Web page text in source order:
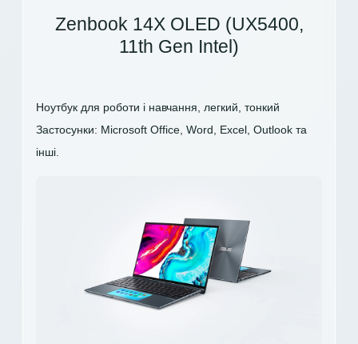
Zenbook 14X OLED (UX5400,
11th Gen Intel)
Ноутбук для роботи і навчання, легкий, тонкий
Застосунки: Microsoft Office, Word, Excel, Outlook та
інші.